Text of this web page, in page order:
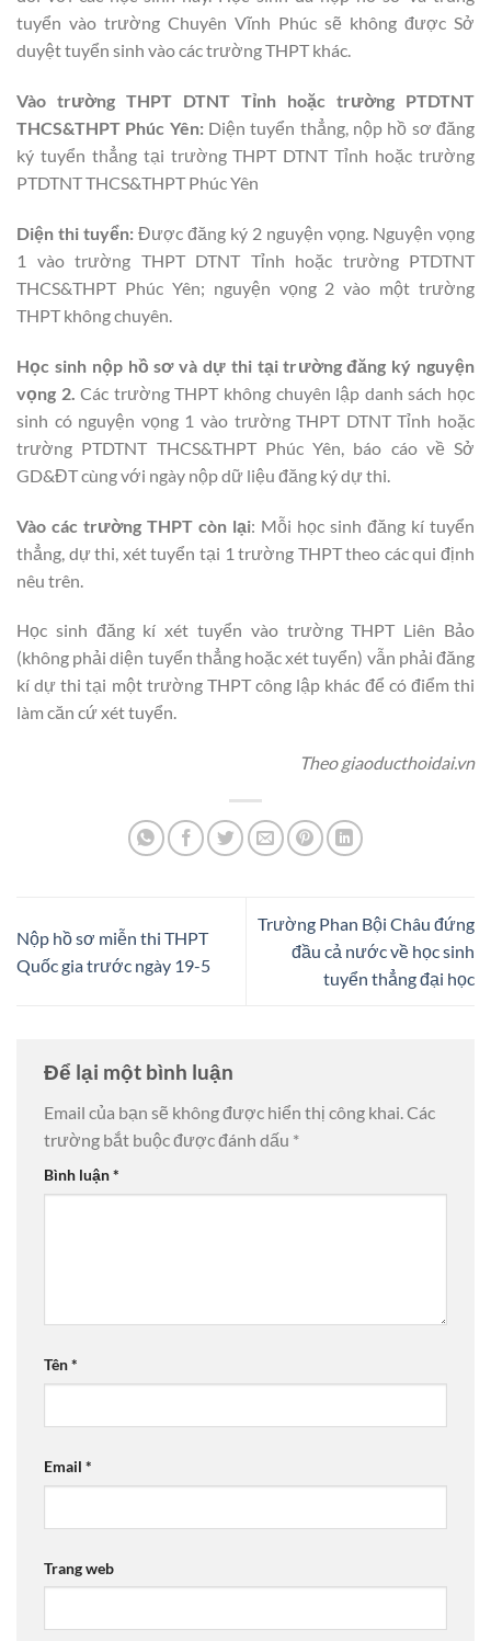
tuyển vào trường Chuyên Vĩnh Phúc sẽ không được Sở
duyệt tuyển sinh vào các trường THPT khác.
Vào trường THPT DTNT Tỉnh hoặc trường PTDTNT
THCS&THPT Phúc Yên:Diện tuyển thẳng, nộp hồ sơ đăng
ký tuyển thẳng tại trường THPT DTNT Tỉnh hoặc trường
PTDTNT THCS&THPT Phúc Yên
Diện thi tuyển: Được đăng ký 2 nguyện vọng. Nguyện vọng
1 vào trường THPT DTNT Tỉnh hoặc trường PTDTNT
THCS&THPT Phúc Yên; nguyện vọng 2 vào một trường
THPT không chuyên.
Học sinh nộp hồ sơ và dự thi tại trường đăng ký nguyện
vọng 2. Các trường THPT không chuyên lập danh sách học
sinh có nguyện vọng 1 vào trường THPT DTNT Tỉnh hoặc
trường PTDTNT THCS&THPT Phúc Yên, báo cáo về Sở
GD&ĐT cùng với ngày nộp dữ liệu đăng ký dự thi.
Vào các trường THPT còn lại: Mỗi học sinh đăng kí tuyển
thẳng, dự thi, xét tuyển tại 1 trường THPT theo các qui định
nêu trên.
Học sinh đăng kí xét tuyển vào trường THPT Liên Bảo
(không phải diện tuyển thẳng hoặc xét tuyển) vẫn phải đăng
kí dự thi tại một trường THPT công lập khác để có điểm thi
làm căn cứ xét tuyển.
Theo giaoducthoidai.vn
Nộp hồ sơ miễn thi THPT
Quốc gia trước ngày 19-5
Trường Phan Bội Châu đứng
đầu cả nước về học sinh
tuyển thẳng đại học
Để lại một bình luận
Email của bạn sẽ không được hiển thị công khai.Các
trường bắt buộc được đánh dấu *
Bình luận*
Tên*
Email *
Trang web